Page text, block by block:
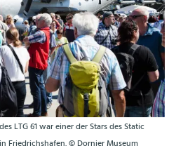
LTG 61 war einer der Stars des Static
Friedrichshafen. © Dornier Museum